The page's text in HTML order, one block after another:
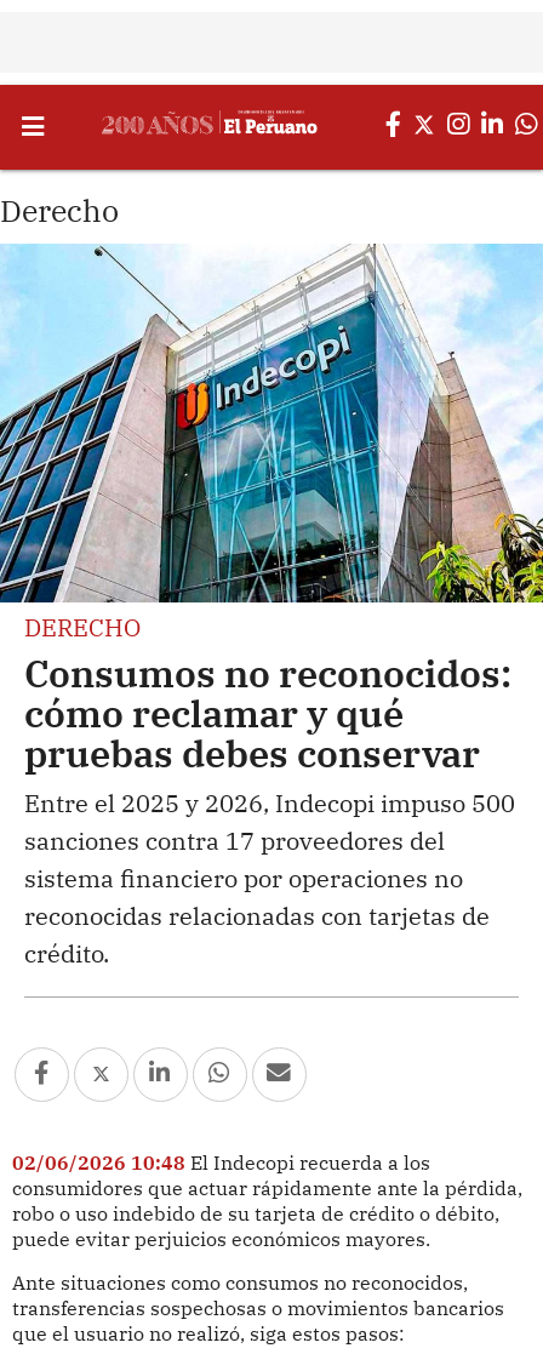
Derecho
DERECHO
Consumos no reconocidos:
cómo reclamar y qué
pruebas debes conservar
Entre el 2025 y 2026, Indecopi impuso 500
sanciones contra 17 proveedores del
sistema financiero por operaciones no
reconocidas relacionadas con tarjetas de
crédito.
02/06/2026 10:48 El Indecopi recuerda a los
consumidores que actuar rápidamente ante la pérdida,
robo o uso indebido de su tarjeta de crédito o débito,
puede evitar perjuicios económicos mayores.
Ante situaciones como consumos no reconocidos,
transferencias sospechosas o movimientos bancarios
que el usuario no realizó, siga estos pasos: